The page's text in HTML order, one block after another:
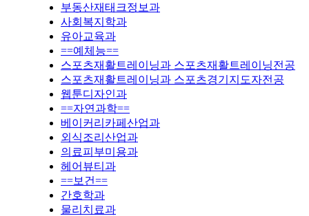
부동산재태크정보과
사회복지학과
유아교육과
==예체능==
스포츠재활트레이닝과 스포츠재활트레이닝전공
스포츠재활트레이닝과 스포츠경기지도자전공
웹툰디자인과
==자연과학==
베이커리카페산업과
외식조리산업과
의료피부미용과
헤어뷰티과
==보건==
간호학과
물리치료과